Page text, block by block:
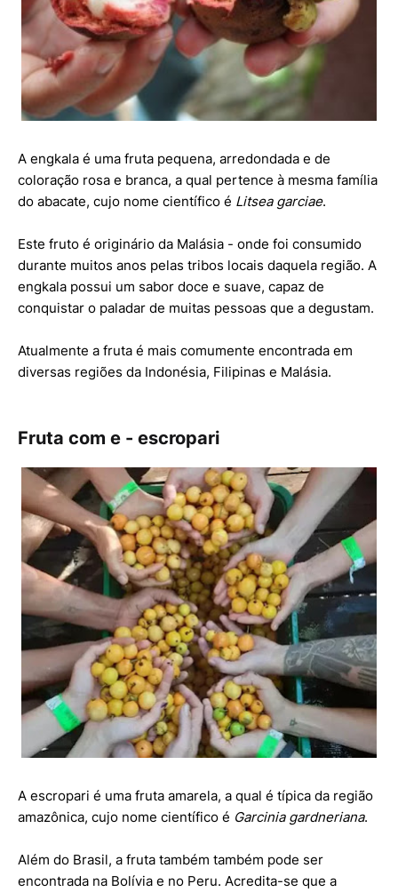
A engkala é uma fruta pequena, arredondada e de
coloração rosa e branca, a qual pertence à mesma família
do abacate, cujo nome científico é Litsea garciae.
Este fruto é originário da Malásia - onde foi consumido
durante muitos anos pelas tribos locais daquela região. A
engkala possui um sabor doce e suave, capaz de
conquistar o paladar de muitas pessoas que a degustam.
Atualmente a fruta é mais comumente encontrada em
diversas regiões da Indonésia, Filipinas e Malásia.
Fruta com e - escropari
A escropari é uma fruta amarela, a qual é típica da região
amazônica, cujo nome científico é Garcinia gardneriana.
Além do Brasil, a fruta também também pode ser
encontrada na Bolívia e no Peru. Acredita-se que a